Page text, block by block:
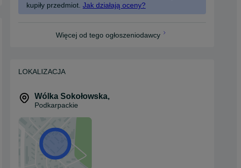
kupiły przedmiot. Jak działają oceny?
Więcej od tego ogłoszeniodawcy
LOKALIZACJA
Wólka Sokołowska,
Podkarpackie